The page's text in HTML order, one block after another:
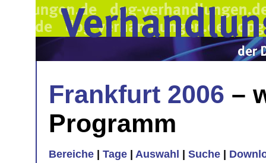
Frankfurt 2006 –
Programm
Bereiche Tage Auswahl Suche